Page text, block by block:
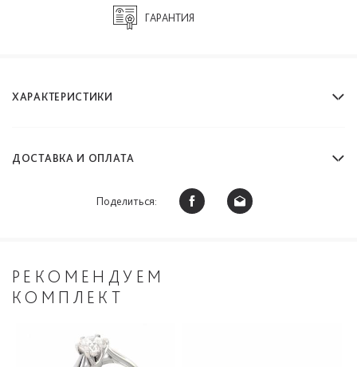
ГАРАНТИЯ
ХАРАКТЕРИСТИКИ
ДОСТАВКА И ОПЛАТА
Поделиться:
РЕКОМЕНДУЕМ
КОМПЛЕКТ